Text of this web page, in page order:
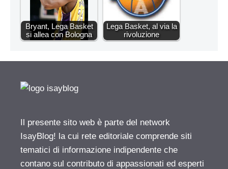
Bryant, Lega Basket
si allea con Bologna
Lega Basket, al via la
rivoluzione
Il presente sito web è parte del network
IsayBlog! la cui rete editoriale comprende siti
tematici di informazione indipendente che
contano sul contributo di appassionati ed esperti